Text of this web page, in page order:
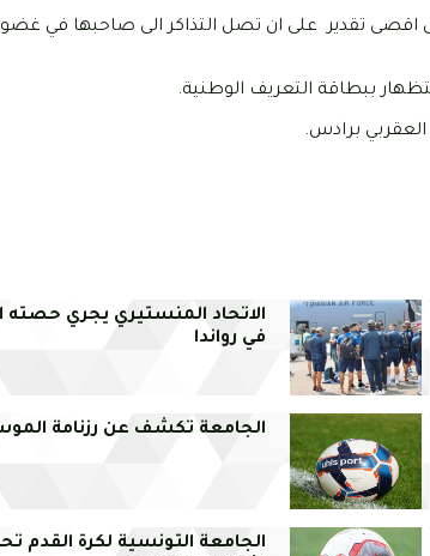
ببطاقة التعريف الوطنية.
الاتحاد المنستيري يجري حصته
في رواندا
الجامعة تكشف عن رزنامة
الجامعة التونسية لكرة القدم